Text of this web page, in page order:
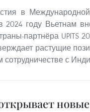
в
2024 году Вьетнам
партнёра UPITS
растущие
сотрудничестве с